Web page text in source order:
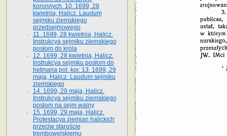
koronnych. 10. 1699, 28
kwietnia, Halicz. Laudum
sejmiku ziemskiego
przedsejmowego
11. 1699, 28 kwietnia, Halicz.
Instrukcya sejmiku ziemskiego
posłom do króla
12. 1699, 28 kwietnia, Halicz.
Instrukcya sejmiku posłom do
hetmana pol. kor. 13. 1699, 29
maja, Halicz. Laudum sejmiku
ziemskiego
14. 1699, 29 maja, Halicz.
Instrukcya sejmiku ziemskiego
posłom na sejm walny
15. 1699, 29 maja, Halicz.
Protestacya ziemian halickich
przeciw staroście
trembowelskiemu